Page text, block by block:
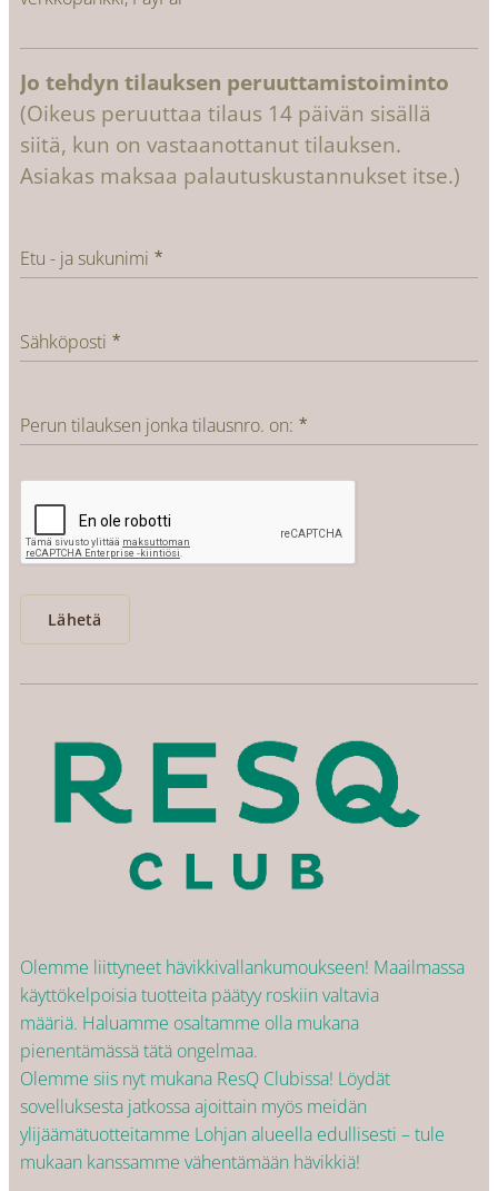
Jo tehdyn tilauksen peruuttamistoiminto
(Oikeus peruuttaa tilaus 14 päivän sisällä
siitä, kun on vastaanottanut tilauksen.
Asiakas maksaa palautuskustannukset itse.)
Etu - ja sukunimi
Sähköposti
Perun tilauksen jonka tilausnro. on:
Lähetä
Olemme liittyneet hävikkivallankumoukseen! Maailmassa
käyttökelpoisia tuotteita päätyy roskiin valtavia
määriä. Haluamme osaltamme olla mukana
pienentämässä tätä ongelmaa.
Olemme siis nyt mukana ResQ Clubissa! Löydät
sovelluksesta jatkossa ajoittain myös meidän
ylijäämätuotteitamme Lohjan alueella edullisesti – tule
mukaan kanssamme vähentämään hävikkiä!